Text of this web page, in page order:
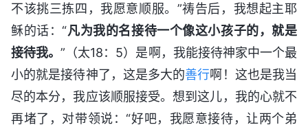
不该挑三拣四，我愿意顺服。”祷告后，我想起主耶
稣的话：“凡为我的名接待一个像这小孩子的，就是
接待我。”（太18：5）是啊，我能接待神家中一个最
小的就是接待神了，这是多大的善行啊！这也是我当
尽的本分，我应该顺服接受。想到这儿，我的心就不
再堵了，对带领说：“好吧，我愿意接待，让两个弟